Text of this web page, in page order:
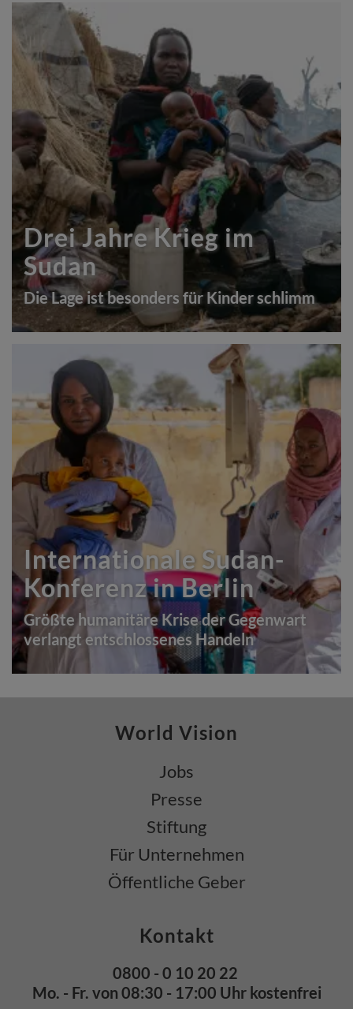
Drei Jahre Krieg im
Sudan
Die Lage ist besonders für Kinder schlimm
Internationale Sudan-
Konferenz in Berlin
Größte humanitäre Krise der Gegenwart
verlangt entschlossenes Handeln
World Vision
Jobs
Presse
Stiftung
Für Unternehmen
Öffentliche Geber
Kontakt
0800 - 0 10 20 22
Mo. - Fr. von 08:30 - 17:00 Uhr kostenfrei